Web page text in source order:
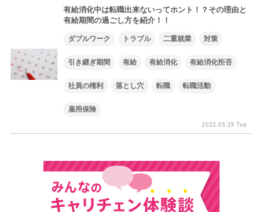
有給消化中は転職出来ないってホント！？その理由と
有給期間の過ごし方を紹介！！
ダブルワーク トラブル 二重就業 対策
引き継ぎ期間 有給 有給消化 有給消化拒否
社員の権利 落とし穴 転職 転職活動
雇用保険
2022.03.29 Tue